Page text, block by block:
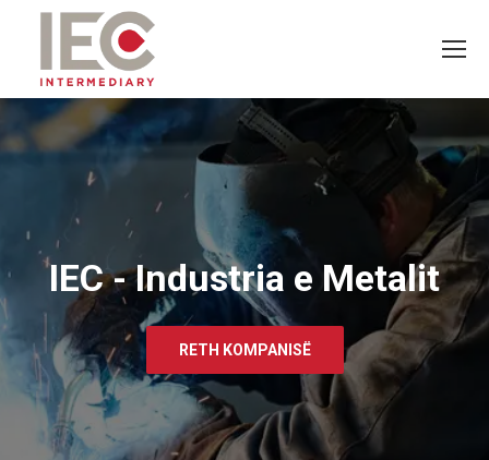
IEC - Industria e Metalit
RETH KOMPANISË